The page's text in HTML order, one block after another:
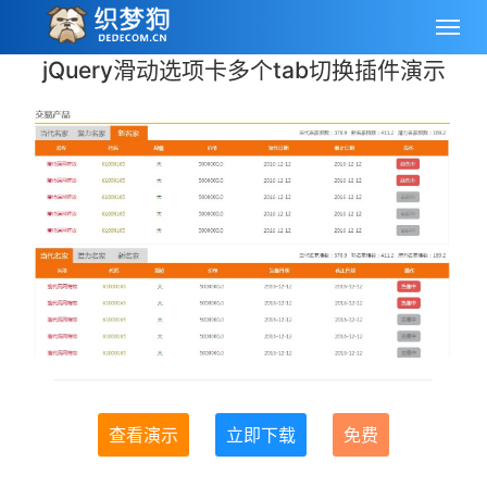
jQuery滑动选项卡多个tab切换插件演示
查看演示 立即下载 免费